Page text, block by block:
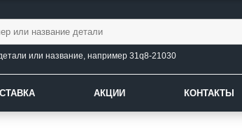
или название, например 31q8-21030
АКЦИИ КОНТАКТЫ